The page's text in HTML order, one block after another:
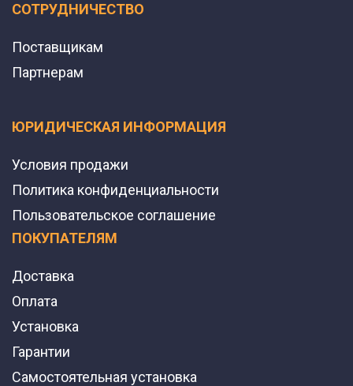
СОТРУДНИЧЕСТВО
Поставщикам
Партнерам
ЮРИДИЧЕСКАЯ ИНФОРМАЦИЯ
Условия продажи
Политика конфиденциальности
Пользовательское соглашение
ПОКУПАТЕЛЯМ
Доставка
Оплата
Установка
Гарантии
Самостоятельная установка